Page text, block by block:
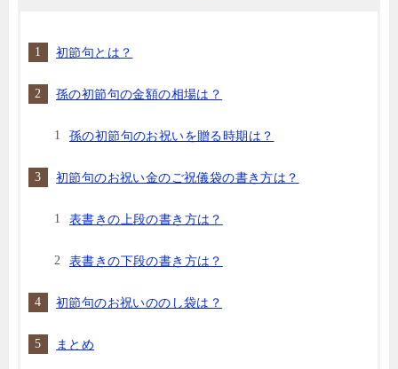
初節句とは？
孫の初節句の金額の相場は？
孫の初節句のお祝いを贈る時期は？
初節句のお祝い金のご祝儀袋の書き方は？
表書きの上段の書き方は？
表書きの下段の書き方は？
初節句のお祝いののし袋は？
まとめ